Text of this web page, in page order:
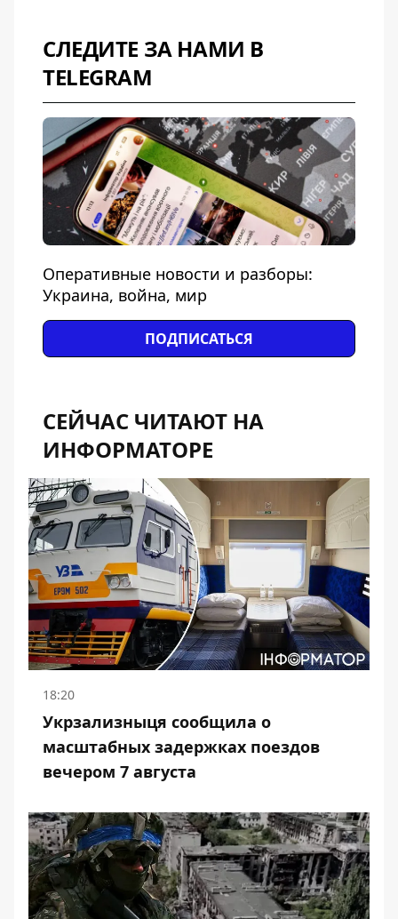
СЛЕДИТЕ ЗА НАМИ В
TELEGRAM
Оперативные новости и разборы:
Украина, война, мир
ПОДПИСАТЬСЯ
СЕЙЧАС ЧИТАЮТ НА
ИНФОРМАТОРЕ
18:20
Укрзализныця сообщила о
масштабных задержках поездов
вечером 7 августа